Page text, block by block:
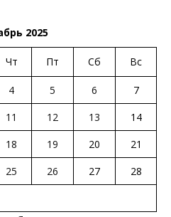
2025
Чт Пт Сб Вс
4 5 6
7
11 12 13
14
18 19 20
21
25 26 27
28